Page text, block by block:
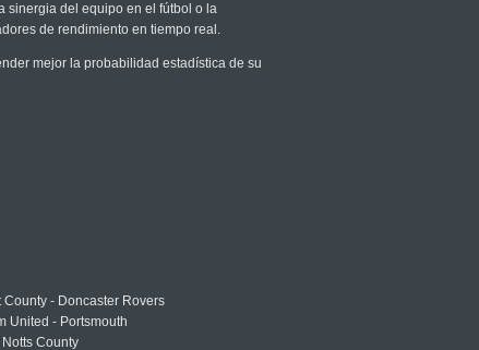
sinergia del equipo en el fútbol o la
de rendimiento en tiempo real.
mejor la probabilidad estadística de su
County - Doncaster Rovers
United - Portsmouth
County